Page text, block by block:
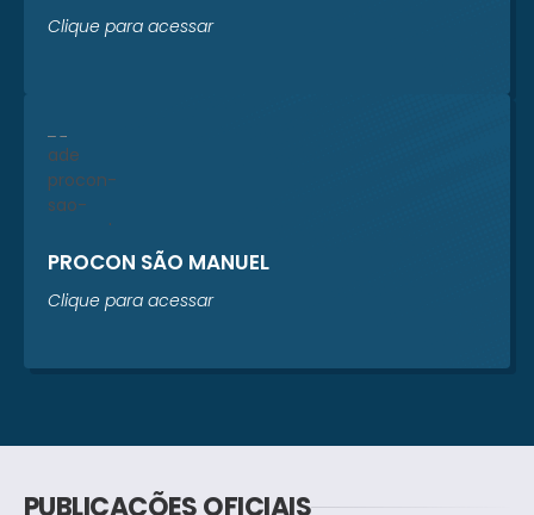
Clique para acessar
PROCON SÃO MANUEL
Clique para acessar
PUBLICAÇÕES OFICIAIS